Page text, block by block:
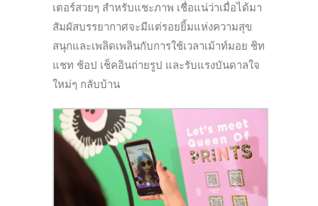
เตอร์สวยๆ สำหรับแชะภาพ เชื่อแน่ว่าเมื่อได้มา
สัมผัสบรรยากาศจะมีแต่รอยยิ้มแห่งความสุข
สนุกและเพลิดเพลินกับการใช้เวลาเม้าท์มอย ชิท
แชท ช้อป เช็คอินถ่ายรูป และรับแรงบันดาลใจ
ใหม่ๆ กลับบ้าน